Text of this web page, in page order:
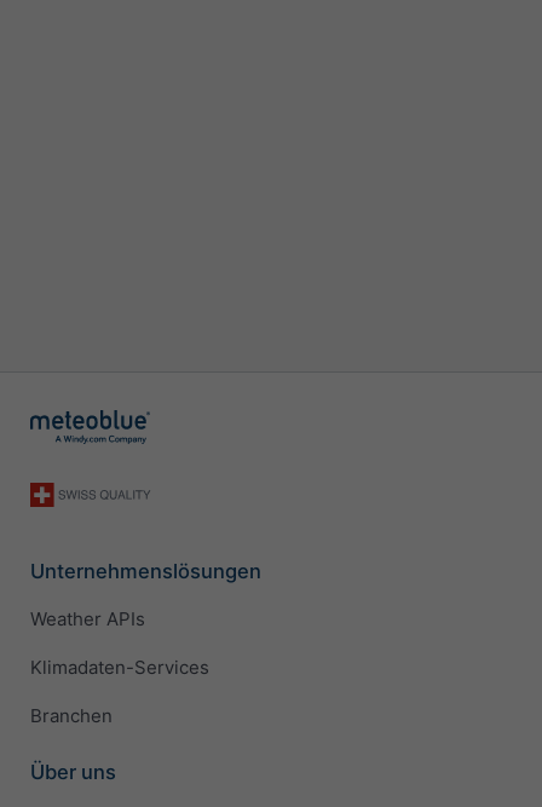
Unternehmenslösungen
Weather APIs
Klimadaten-Services
Branchen
Über uns